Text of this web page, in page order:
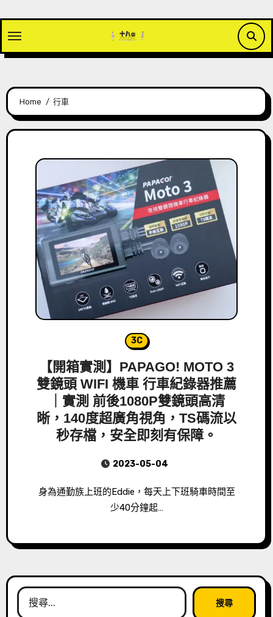
content
Home 行車
3C
【開箱實測】PAPAGO! MOTO 3
雙鏡頭 WIFI 機車 行車紀錄器推薦
｜實測 前後1080P雙鏡頭高清
晰，140度超廣角視角，TS碼流以
秒存檔，安全即刻有保障。
2023-05-04
身為通勤族上班的Eddie，每天上下班騎車時間至
少40分鐘起…
搜
尋